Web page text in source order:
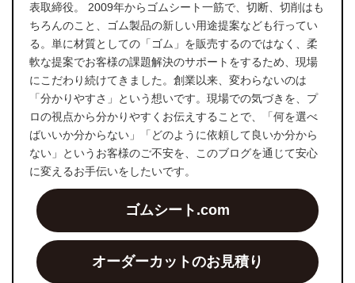
表取締役。 2009年からゴムシート一筋で、切断、切削はも
ちろんのこと、ゴム製品の新しい用途提案なども行ってい
る。単に材質としての「ゴム」を販売するのではなく、柔
軟な提案でお客様の課題解決のサポートをするため、現場
にこだわり続けてきました。創業以来、変わらないのは
「分かりやすさ」という想いです。現場での気づきを、プ
ロの視点から分かりやすくお伝えすることで、「何を選べ
ばいいか分からない」「どのように依頼して良いか分から
ない」というお客様のご不安を、このブログを通じて安心
に変えるお手伝いをしたいです。
ゴムシート.com
オーダーカットのお見積り